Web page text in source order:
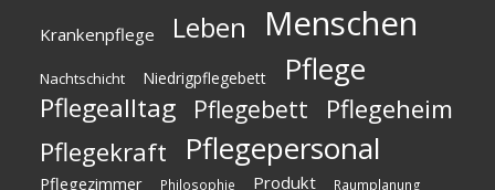
Krankenpflege Leben Menschen
Nachtschicht Niedrigpflegebett Pflege
Pflegealltag Pflegebett
Pflegeheim
Pflegekraft
Pflegepersonal
Pflegezimmer Philosophie Produkt Raumplanung